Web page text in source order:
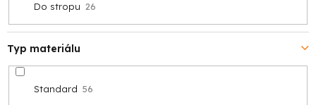
Do stropu 26
Typ materiálu
Standard 56